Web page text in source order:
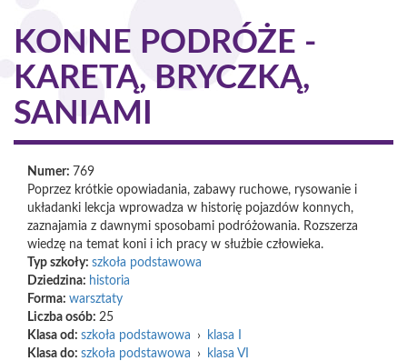
KONNE PODRÓŻE -
KARETĄ, BRYCZKĄ,
SANIAMI
Numer: 769
Poprzez krótkie opowiadania, zabawy ruchowe, rysowanie i
układanki lekcja wprowadza w historię pojazdów konnych,
zaznajamia z dawnymi sposobami podróżowania. Rozszerza
wiedzę na temat koni i ich pracy w służbie człowieka.
Typ szkoły: szkoła podstawowa
Dziedzina: historia
Forma: warsztaty
Liczba osób: 25
Klasa od: szkoła podstawowa ›
klasa I
Klasa do: szkoła podstawowa ›
klasa VI